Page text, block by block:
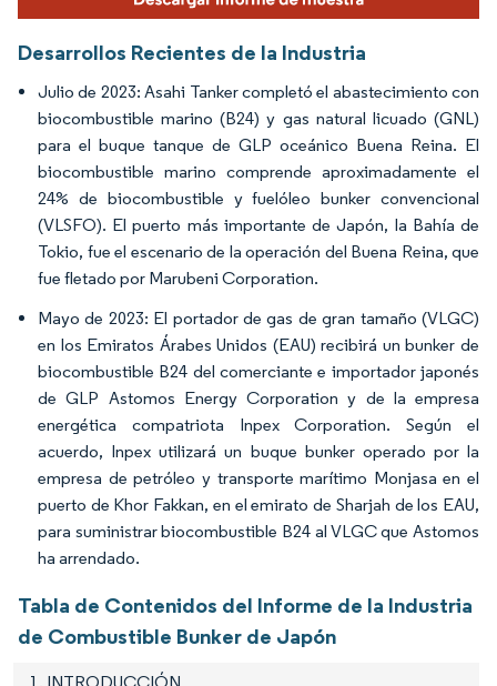
Desarrollos Recientes de la Industria
Julio de 2023: Asahi Tanker completó el abastecimiento con
biocombustible marino (B24) y gas natural licuado (GNL)
para el buque tanque de GLP oceánico Buena Reina. El
biocombustible marino comprende aproximadamente el
24% de biocombustible y fuelóleo bunker convencional
(VLSFO). El puerto más importante de Japón, la Bahía de
Tokio, fue el escenario de la operación del Buena Reina, que
fue fletado por Marubeni Corporation.
Mayo de 2023: El portador de gas de gran tamaño (VLGC)
en los Emiratos Árabes Unidos (EAU) recibirá un bunker de
biocombustible B24 del comerciante e importador japonés
de GLP Astomos Energy Corporation y de la empresa
energética compatriota Inpex Corporation. Según el
acuerdo, Inpex utilizará un buque bunker operado por la
empresa de petróleo y transporte marítimo Monjasa en el
puerto de Khor Fakkan, en el emirato de Sharjah de los EAU,
para suministrar biocombustible B24 al VLGC que Astomos
ha arrendado.
Tabla de Contenidos del Informe de la Industria
de Combustible Bunker de Japón